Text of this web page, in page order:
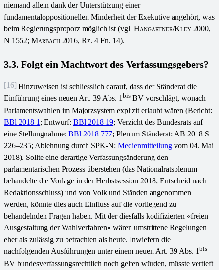
niemand allein dank der Unterstützung einer
fundamentaloppositionellen Minderheit der Exekutive angehört, was
beim Regierungsproporz möglich ist (vgl. Hangartner/Kley 2000,
N 1552; Marbach 2016, Rz. 4 Fn. 14).
3.3. Folgt ein Machtwort des Verfassungsgebers?
[16] Hinzuweisen ist schliesslich darauf, dass der Ständerat die
Einführung eines neuen Art. 39 Abs. 1 bis BV vorschlägt, wonach
Parlamentswahlen im Majorzsystem explizit erlaubt wären (Bericht:
BBl 2018 1 ; Entwurf: BBl 2018 19; Verzicht des Bundesrats auf
eine Stellungnahme: BBl 2018 777; Plenum Ständerat: AB 2018 S
226–235; Ablehnung durch SPK-N: Medienmitteilung vom 04. Mai
2018). Sollte eine derartige Verfassungsänderung den
parlamentarischen Prozess überstehen (das Nationalratsplenum
behandelte die Vorlage in der Herbstsession 2018; Entscheid nach
Redaktionsschluss) und von Volk und Ständen angenommen
werden, könnte dies auch Einfluss auf die vorliegend zu
behandelnden Fragen haben. Mit der diesfalls kodifizierten «freien
Ausgestaltung der Wahlverfahren» wären umstrittene Regelungen
eher als zulässig zu betrachten als heute. Inwiefern die
nachfolgenden Ausführungen unter einem neuen Art. 39 Abs. 1 bis
BV bundesverfassungsrechtlich noch gelten würden, müsste vertieft